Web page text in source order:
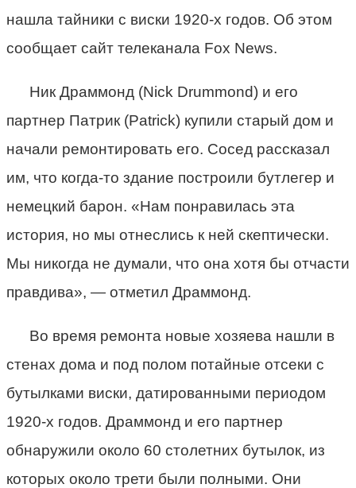
нашла тайники с виски 1920-х годов. Об этом
сообщает сайт телеканала Fox News.
Ник Драммонд (Nick Drummond) и его
партнер Патрик (Patrick) купили старый дом и
начали ремонтировать его. Сосед рассказал
им, что когда-то здание построили бутлегер и
немецкий барон. «Нам понравилась эта
история, но мы отнеслись к ней скептически.
Мы никогда не думали, что она хотя бы отчасти
правдива», — отметил Драммонд.
Во время ремонта новые хозяева нашли в
стенах дома и под полом потайные отсеки с
бутылками виски, датированными периодом
1920-х годов. Драммонд и его партнер
обнаружили около 60 столетних бутылок, из
которых около трети были полными. Они